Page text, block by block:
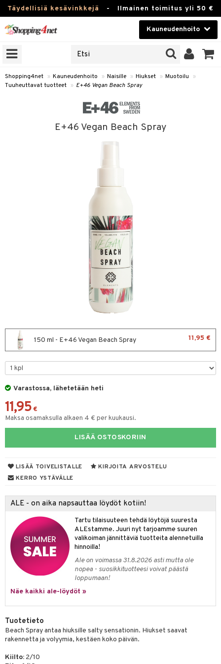
Täydellisiä kesävinkkejä - Ilmainen toimitus yli 50 €
Kauneudenhoito
Kauneudenhoito
Piilolinssit
Shopping4net » Kauneudenhoito » Naisille » Hiukset » Muotoilu
»
Tuuheuttavat tuotteet » E+46 Vegan Beach Spray
E+46 Vegan Beach Spray
150 ml - E+46 Vegan Beach Spray 11,95 €
Varastossa, lähetetään heti
11,95 €
Maksa osamaksulla alkaen 4 € per kuukausi.
LISÄÄ OSTOSKORIIN
LISÄÄ TOIVELISTALLE
KIRJOITA ARVOSTELU
KERRO YSTÄVÄLLE
ALE - on aika napsauttaa löydöt kotiin!
Tartu tilaisuuteen tehdä löytöjä suuresta
ALEstamme. Juuri nyt tarjoamme suuren
valikoiman jännittäviä tuotteita alennetuilla
hinnoilla!
Ale on voimassa 31.8.2026 asti mutta ole
nopea - suosikkituotteesi voivat päästä
loppumaan!
Näe kaikki ale-löydöt »
Tuotetieto
Beach Spray antaa hiuksille salty sensationin. Hiukset saavat
rakennetta ja volyymia, kestäen koko päivän.
Kiilto: 2/10
& Antifrizz
tuotteet
& Geeli
tuotteet
poisto
hoito
iho
iho
iho
iho
Set
& Highlighter
hoito
tarvikkeet
/ Kajaali
de cologne
de parfum
de toilette
&
Lapset
Set
tuotteet
tuotteet
shave balm
shave lotion